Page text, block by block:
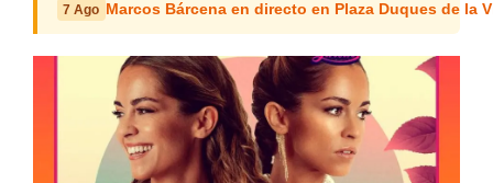
7 Ago Marcos Bárcena en directo en Plaza Duques de la